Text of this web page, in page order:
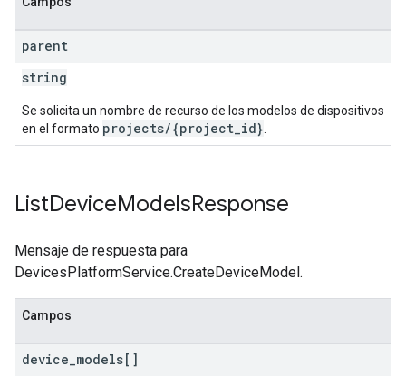
parent
string
Se solicita un nombre de recurso de los modelos de dispositivos
en el formato projects/{project_id}
ListDeviceModelsResponse
Mensaje de respuesta para
DevicesPlatformService.CreateDeviceModel.
Campos
device models[]